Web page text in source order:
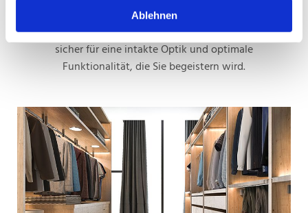
Ablehnen
Einbau von genormten Bauteilen in Möbeln und
Geräten aller Art. Hierdurch sorgen wir schnell und
sicher für eine intakte Optik und optimale
Funktionalität, die Sie begeistern wird.